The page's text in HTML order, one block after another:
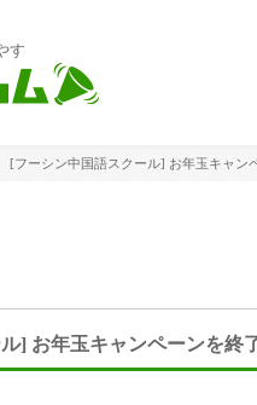
す
ーシン中国語スクール] お年玉キャン
] お年玉キャンペーンを終